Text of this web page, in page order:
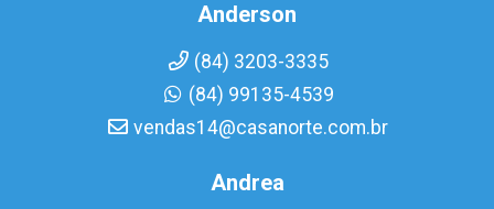
Anderson
(84) 3203-3335
(84) 99135-4539
vendas14@casanorte.com.br
Andrea